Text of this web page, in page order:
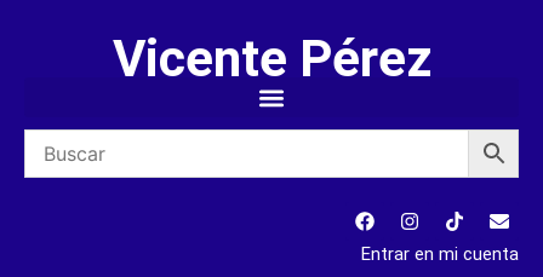
Vicente Pérez
Entrar en mi cuenta